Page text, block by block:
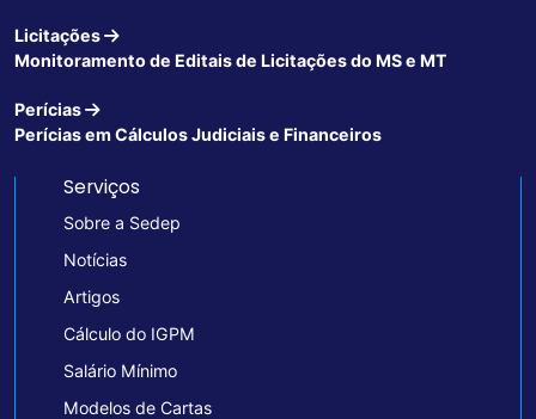
Licitações
Monitoramento de Editais de Licitações do MS e MT
Perícias
Perícias em Cálculos Judiciais e Financeiros
Serviços
Sobre a Sedep
Notícias
Artigos
Cálculo do IGPM
Salário Mínimo
Modelos de Cartas